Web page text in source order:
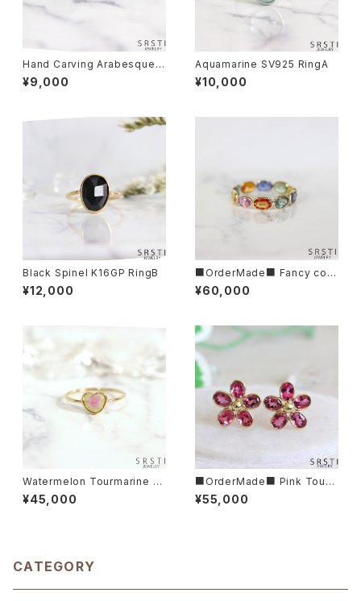
Hand Carving Arabesque S
V925 Ring
¥9,000
Aquamarine SV925 RingA
¥10,000
Black Spinel K16GP RingB
¥12,000
■OrderMade■ Fancy colo
r Sapphire K14/K18 Gold Et
ernity Ring
¥60,000
Watermelon Tourmarine H
eart-shaped K10YG RingA
¥45,000
■OrderMade■ Pink Tour
malin K14/K18 Flower Earri
ng
¥55,000
CATEGORY